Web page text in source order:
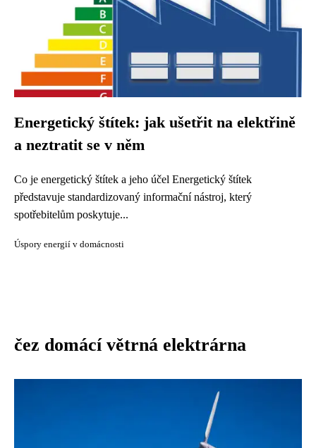
Energetický štítek: jak ušetřit na elektřině
a neztratit se v něm
Co je energetický štítek a jeho účel Energetický štítek
představuje standardizovaný informační nástroj, který
spotřebitelům poskytuje...
Úspory energií v domácnosti
čez domácí větrná elektrárna